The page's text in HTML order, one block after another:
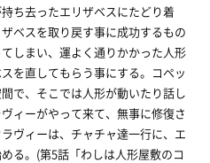
ち去ったエリザベスにたどり着
ベスを取り戻す事に成功するもの
しまい、運よく通りかかった人形
を直してもらう事にする。コペッ
で、そこでは人形が動いたり話し
ィーがやって来て、無事に修復さ
ヴィーは、チャチャ達一行に、エ
る。(第5話「わしは人形屋敷のコ